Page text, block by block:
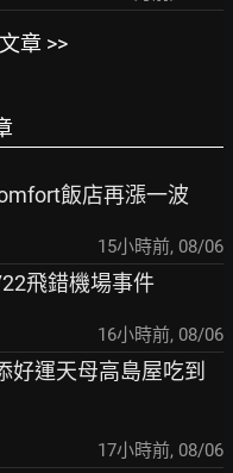
章 >>
飯店再漲一波
15小時前, 08/06
飛錯機場事件
16小時前, 08/06
好運天母高島屋吃到
17小時前, 08/06